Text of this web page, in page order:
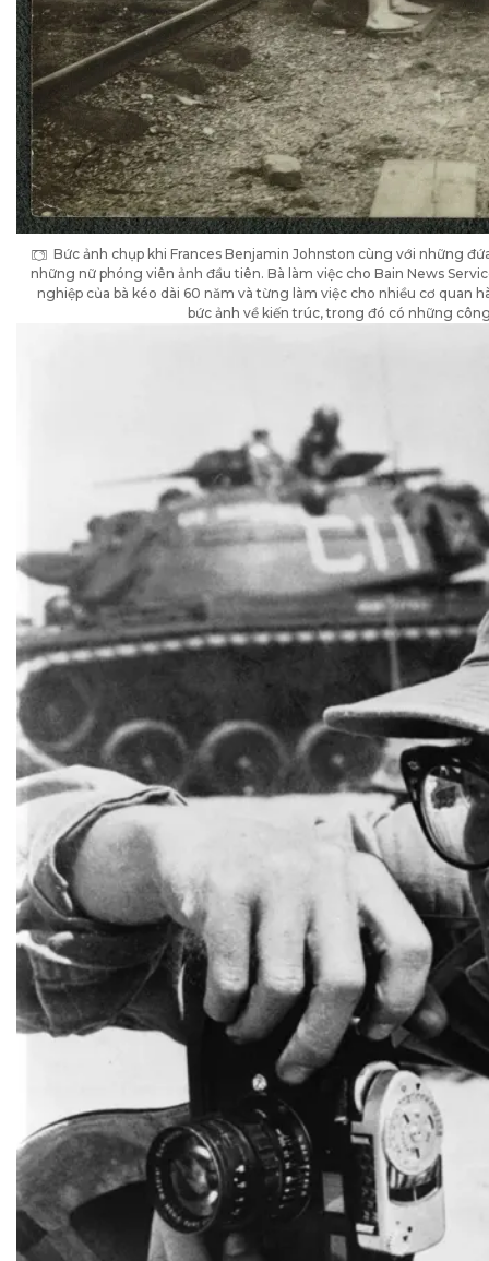
Bức ảnh chụp khi Frances Benjamin Johnston cùng với những
những nữ phóng viên ảnh đầu tiên. Bà làm việc cho Bain News
nghiệp của bà kéo dài 60 năm và từng làm việc cho nhiều cơ quan
bức ảnh về kiến ​​trúc, trong đó có những